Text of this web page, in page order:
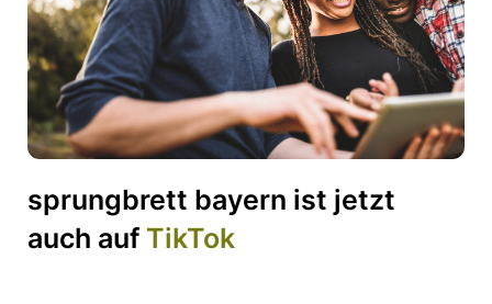
sprungbrett bayern ist jetzt
auch auf TikTok